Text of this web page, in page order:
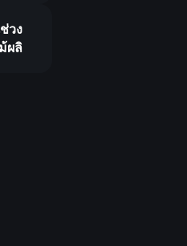
วง
ผลิ